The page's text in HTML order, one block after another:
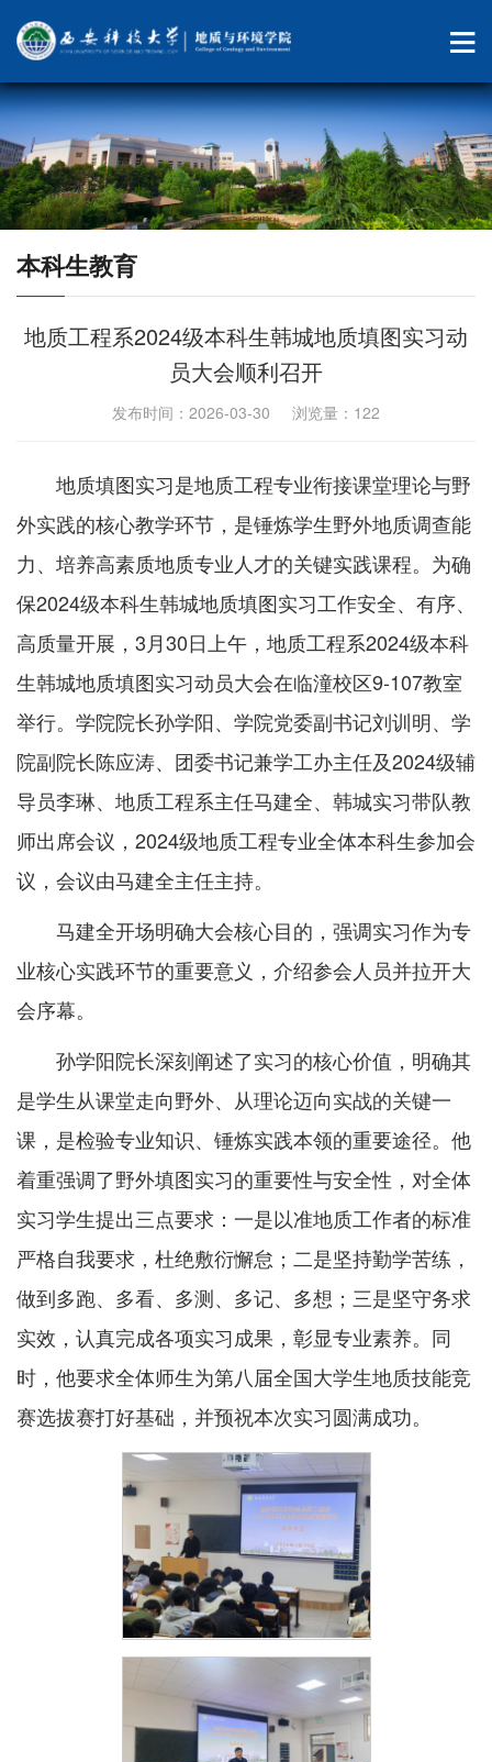
本科生教育
地质工程系2024级本科生韩城地质填图实习动
员大会顺利召开
发布时间：2026-03-30 浏览量： 122
地质填图实习是地质工程专业衔接课堂理论与野
外实践的核心教学环节，是锤炼学生野外地质调查能
力、培养高素质地质专业人才的关键实践课程。为确
保2024级本科生韩城地质填图实习工作安全、有序、
高质量开展，3月30日上午，地质工程系2024级本科
生韩城地质填图实习动员大会在临潼校区9-107教室
举行。学院院长孙学阳、学院党委副书记刘训明、学
院副院长陈应涛、团委书记兼学工办主任及2024级辅
导员李琳、地质工程系主任马建全、韩城实习带队教
师出席会议，2024级地质工程专业全体本科生参加会
议，会议由马建全主任主持。
马建全开场明确大会核心目的，强调实习作为专
业核心实践环节的重要意义，介绍参会人员并拉开大
会序幕。
孙学阳院长深刻阐述了实习的核心价值，明确其
是学生从课堂走向野外、从理论迈向实战的关键一
课，是检验专业知识、锤炼实践本领的重要途径。他
着重强调了野外填图实习的重要性与安全性，对全体
实习学生提出三点要求：一是以准地质工作者的标准
严格自我要求，杜绝敷衍懈怠；二是坚持勤学苦练，
做到多跑、多看、多测、多记、多想；三是坚守务求
实效，认真完成各项实习成果，彰显专业素养。同
时，他要求全体师生为第八届全国大学生地质技能竞
赛选拔赛打好基础，并预祝本次实习圆满成功。